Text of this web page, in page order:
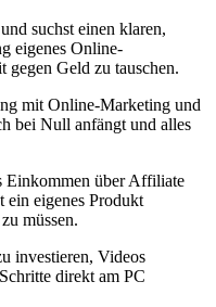
suchst einen klaren,
eigenes Online-
Geld zu tauschen.
mit Online-Marketing und
bei Null anfängt und alles
Einkommen über Affiliate
ein eigenes Produkt
müssen.
investieren, Videos
direkt am PC